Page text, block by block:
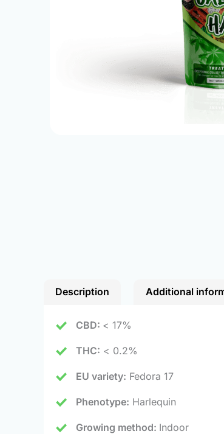
Description Additional
CBD: < 17%
THC: < 0.2%
EU variety: Fedora 17
Phenotype: Harlequin
Growing method: Indoor